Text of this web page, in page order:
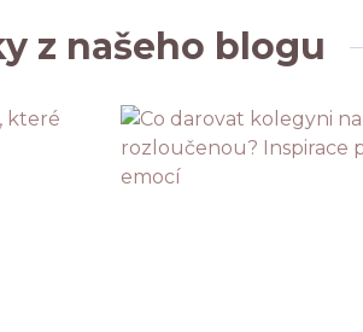
z našeho blogu